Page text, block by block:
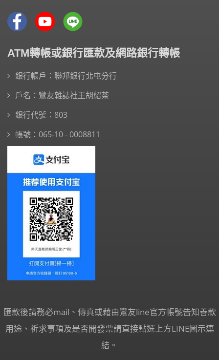
ATM轉帳或銀行匯款及網路銀行轉帳
銀行帳戶：聯邦銀行北屯分行
戶名：鸞友雜誌社王胡紹茶
銀行代號：803
帳號：065-10 - 0008811
匯款後請務必mail、傳真或藉由鸞友line官方帳號告知善款
用途、祈求事項及是否開發票請直接點選上方LINE圖示連
結。